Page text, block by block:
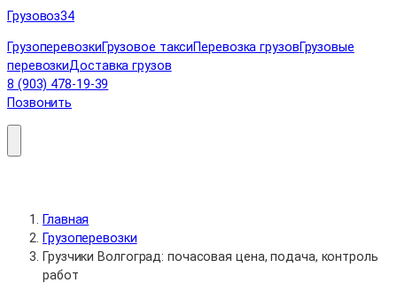
Перейти
содержимому
Грузовоз34
ГрузоперевозкиГрузовое таксиПеревозка грузовГрузовые
перевозкиДоставка грузов
8 (903) 478-19-39
Позвонить
Главная
Грузоперевозки
Грузчики Волгоград: почасовая цена, подача, контроль
работ